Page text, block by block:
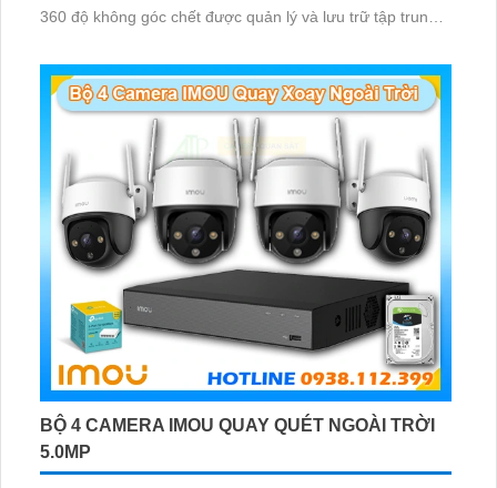
360 độ không góc chết được quản lý và lưu trữ tập trung
BỘ 4 CAMERA IMOU QUAY QUÉT NGOÀI TRỜI
5.0MP